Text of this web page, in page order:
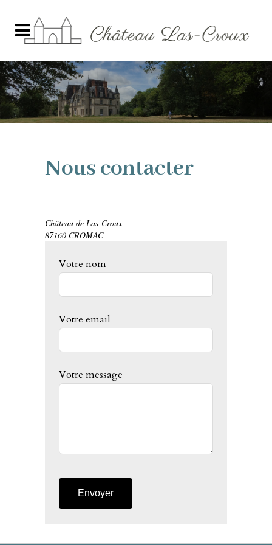
Nous contacter
Château de Las-Croux
87160 CROMAC
Leave
this
field
Votre nom
Votre email
Votre message
Envoyer